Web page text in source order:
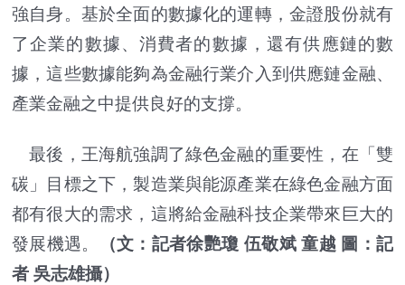
強自身。基於全面的數據化的運轉，金證股份就有
了企業的數據、消費者的數據，還有供應鏈的數
據，這些數據能夠為金融行業介入到供應鏈金融、
產業金融之中提供良好的支撐。
最後，王海航強調了綠色金融的重要性，在「雙
碳」目標之下，製造業與能源產業在綠色金融方面
都有很大的需求，這將給金融科技企業帶來巨大的
發展機遇。
（文：記者徐艷瓊 伍敬斌 童越 圖：記
者 吳志雄攝）